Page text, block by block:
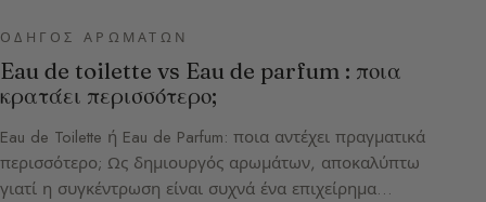
ΟΔΗΓΌΣ ΑΡΩΜΆΤΩΝ
Eau de toilette vs Eau de parfum : ποια
κρατάει περισσότερο;
Eau de Toilette ή Eau de Parfum: ποια αντέχει πραγματικά
περισσότερο; Ως δημιουργός αρωμάτων, αποκαλύπτω
γιατί η συγκέντρωση είναι συχνά ένα επιχείρημα…